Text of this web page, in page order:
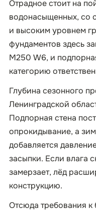
Отрадное стоит на
водонасыщенных, со
и высоким уровнем
фундаментов здесь
М250 W6, и
категорию
Глубина сезонного
Ленинградской
Подпорная стена
опрокидывание, а
добавляется
засыпки. Если влага
замерзает, лёд
конструкцию.
Отсюда требования к